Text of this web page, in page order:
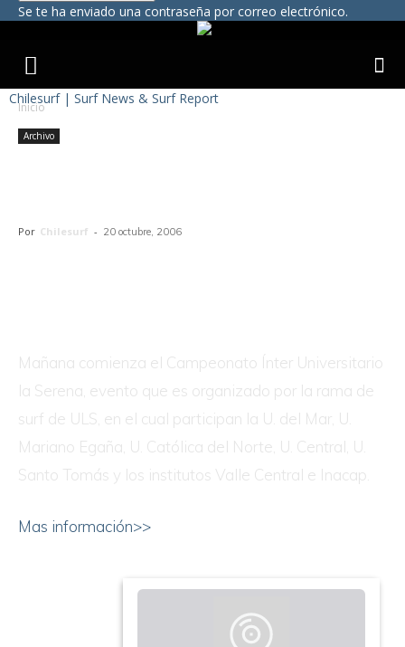
Se te ha enviado una contraseña por correo electrónico.
Chilesurf | Surf News & Surf Report
Inicio
Archivo
Por Chilesurf - 20 octubre, 2006
Mañana comienza el Campeonato Ínter Universitario
la Serena, evento que es organizado por la rama de
surf de ULS, en el cual participan la U. del Mar, U.
Mariano Egaña, U. Católica del Norte, U. Central, U.
Santo Tomás y los institutos Valle Central e Inacap.
Mas información>>